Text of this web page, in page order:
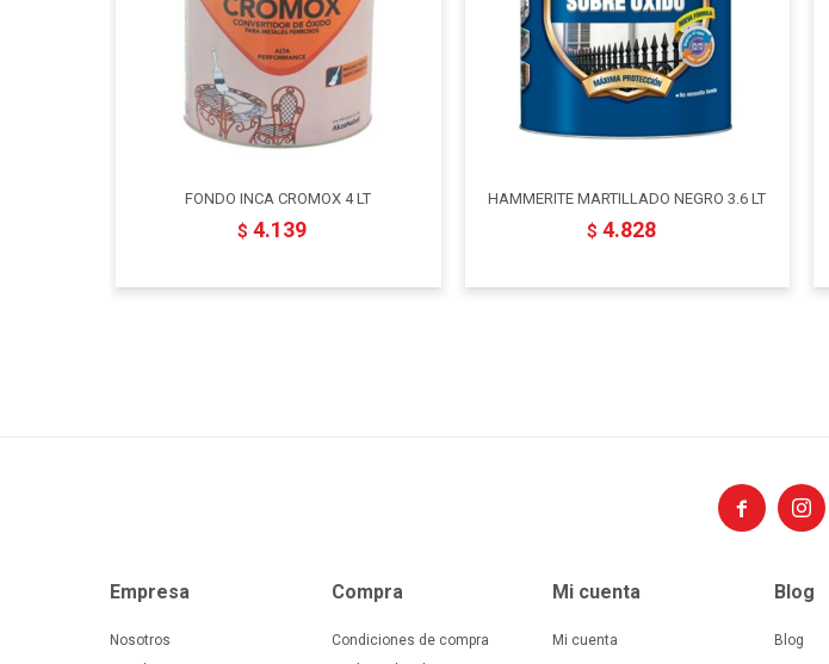
FONDO INCA CROMOX 4 LT
$ 4.139
HAMMERITE MARTILLADO NEGRO 3.6 LT
$ 4.828
 
Empresa
Nosotros
Compra
Condiciones de compra
Mi cuenta
Mi cuenta
Blog
Blog